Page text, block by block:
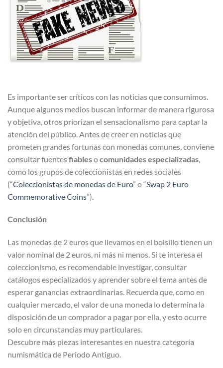
Es importante ser críticos con las noticias que consumimos.
Aunque algunos medios buscan informar de manera rigurosa
y objetiva, otros priorizan el sensacionalismo para captar la
atención del público. Antes de creer en noticias que
prometen grandes fortunas con monedas comunes, conviene
consultar fuentesfiablesocomunidades especializadas
como los grupos de coleccionistas en redes sociales
(“Coleccionistas de monedas de Euro” o “Swap 2 Euro
Commemorative Coins”).
Conclusión
Las monedas de 2 euros que llevamos en el bolsillo tienen un
valor nominal de 2 euros, ni más ni menos. Si te interesa el
coleccionismo, es recomendable investigar, consultar
catálogos especializados y aprender sobre el tema antes de
esperar ganancias extraordinarias. Recuerda que, como en
cualquier mercado, el valor de una moneda lo determina la
disposición de un comprador a pagar por ella, y esto ocurre
solo en circunstancias muy particulares.
Descubre más piezas interesantes en nuestra categoría
numismática de Periodo Antiguo.